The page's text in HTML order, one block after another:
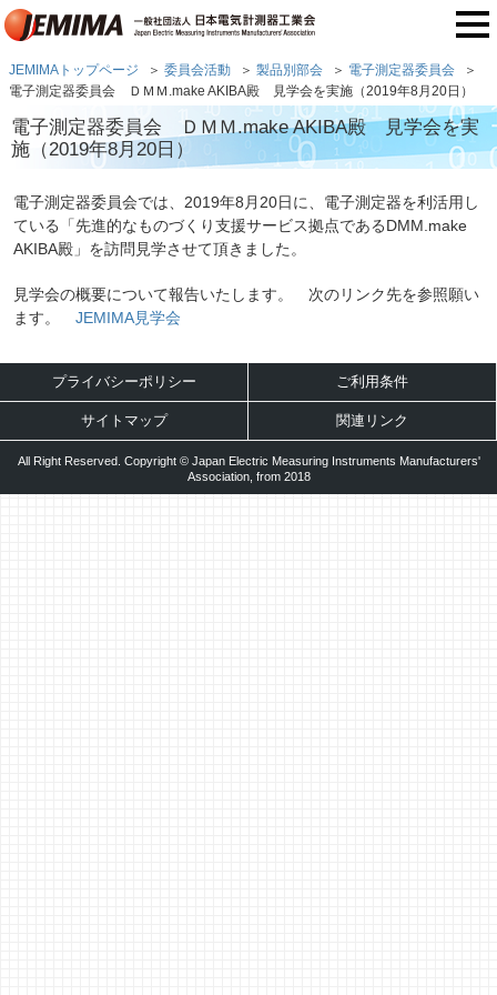
JEMIMAトップページ 委員会活動 製品別部会
電子測定器委員会
電子測定器委員会 ＤＭＭ.make AKIBA殿 見学会を実施（2019年8月20日）
電子測定器委員会 ＤＭＭ.make AKIBA殿 見学会を実
施（2019年8月20日）
電子測定器委員会では、2019年8月20日に、電子測定器を利活用し
ている「先進的なものづくり支援サービス拠点であるDMM.make
AKIBA殿」を訪問見学させて頂きました。
見学会の概要について報告いたします。 次のリンク先を参照願い
ます。 JEMIMA見学会
プライバシーポリシー ご利用条件
サイトマップ 関連リンク
All Right Reserved. Copyright © Japan Electric Measuring Instruments Manufacturers'
Association, from 2018